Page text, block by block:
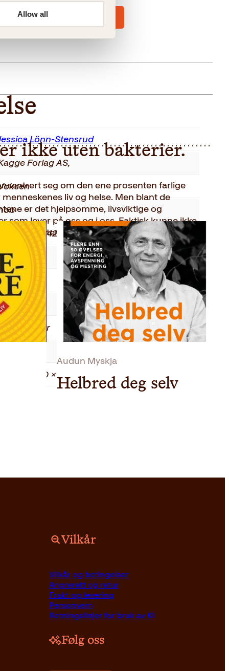
Allow all
ikke uten bakterier.
seg om den ene prosenten farlige
liv og helse. Men blant de
er det hjelpsomme, livsviktige og
som lever på oss og i oss. Faktisk kunne ikke
uten bakteriene.
Lönn-Stensrud
Forlag AS,
× 14.40 × 21.70 cm
Audun Myskja
Helbred deg selv
Pocket249 Kjøp
Vilkår
Vilkår og betingelser
Angrerett og retur
Frakt og levering
Personvern
Retningslinjer for bruk av KI
Følg oss